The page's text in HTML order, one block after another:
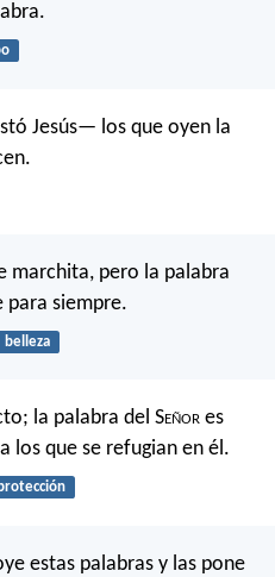
Jesús— los que oyen la
marchita, pero la palabra
para siempre.
belleza
la palabra del Señor es
los que se refugian en él.
estas palabras y las pone